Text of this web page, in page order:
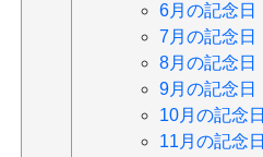
6月の記念日
7月の記念日
8月の記念日
9月の記念日
10月の記念日
11月の記念日